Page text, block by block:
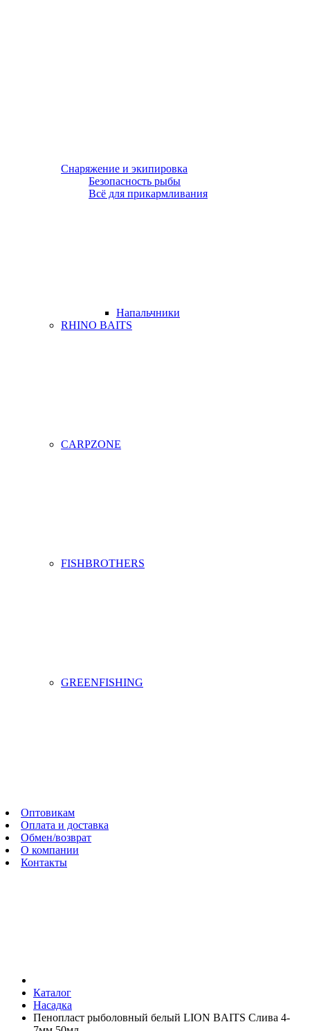
Снаряжение и экипировка
Безопасность рыбы
Всё для прикармливания
Напальчники
RHINO BAITS
CARPZONE
FISHBROTHERS
GREENFISHING
Оптовикам
Оплата и доставка
Обмен/возврат
О компании
Контакты
Каталог
Насадка
Пенопласт рыболовный белый LION BAITS Слива 4-